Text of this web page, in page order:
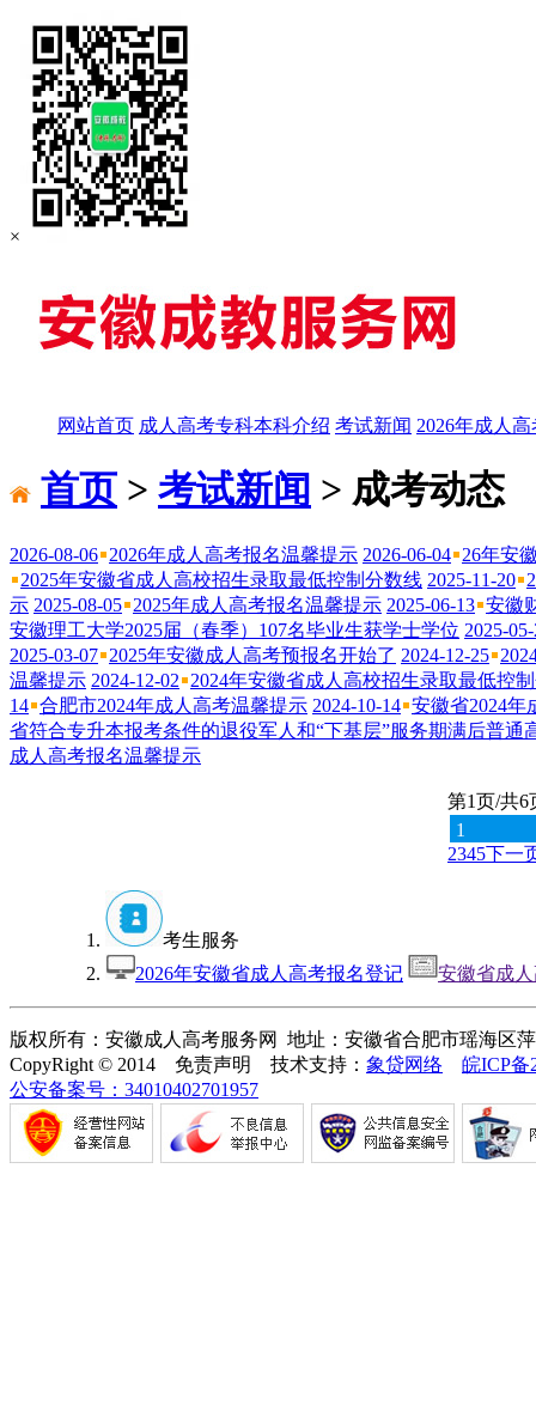
×
网站首页 成人高考专科本科介绍 考试新闻 2026年成人
首页 > 考试新闻 > 成考动态
2026-08-06 2026年成人高考报名温馨提示 2026-06-04 26年安
2025年安徽省成人高校招生录取最低控制分数线 2025-11-20
示 2025-08-05 2025年成人高考报名温馨提示 2025-06-13 安徽
安徽理工大学2025届（春季）107名毕业生获学士学位 2025-
2025-03-07 2025年安徽成人高考预报名开始了 2024-12-25
温馨提示 2024-12-02
2024年安徽省成人高校招生录取最低控
14 合肥市2024年成人高考温馨提示 2024-10-14 安徽省2024年
省符合专升本报考条件的退役军人和“下基层”服务期满后普通
成人高考报名温馨提示
第1页/共6
1
2345下一
考生服务
2026年安徽省成人高考报名登记
安徽省成
版权所有：安徽成人高考服务网 地址：安徽省合肥市瑶海区
CopyRight © 2014 免责声明 技术支持： 象贷网络
皖ICP备
公安备案号：34010402701957